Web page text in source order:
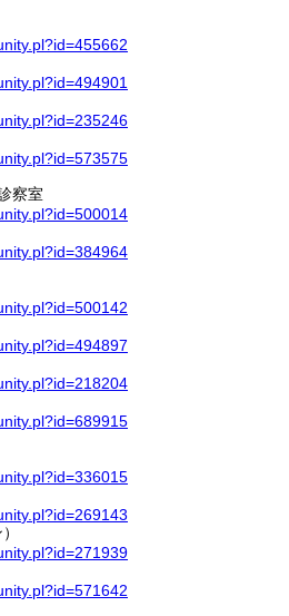
y.pl?id=455662
y.pl?id=494901
y.pl?id=235246
y.pl?id=573575
察室
y.pl?id=500014
y.pl?id=384964
y.pl?id=500142
y.pl?id=494897
y.pl?id=218204
y.pl?id=689915
y.pl?id=336015
y.pl?id=269143
y.pl?id=271939
y.pl?id=571642